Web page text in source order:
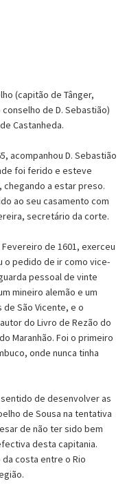
(capitão de Tânger,
de D. Sebastião)
Castanheda.
acompanhou D. Sebastião
foi ferido e esteve
chegando a estar preso.
ao seu casamento com
secretário da corte.
de 1601, exerceu
o pedido de ir como vice-
pessoal de vinte
mineiro alemão e um
São Vicente, e o
do Livro de Rezão do
Maranhão. Foi o primeiro
onde nunca tinha
de desenvolver as
de Sousa na tentativa
de não ter sido bem
desta capitania.
costa entre o Rio